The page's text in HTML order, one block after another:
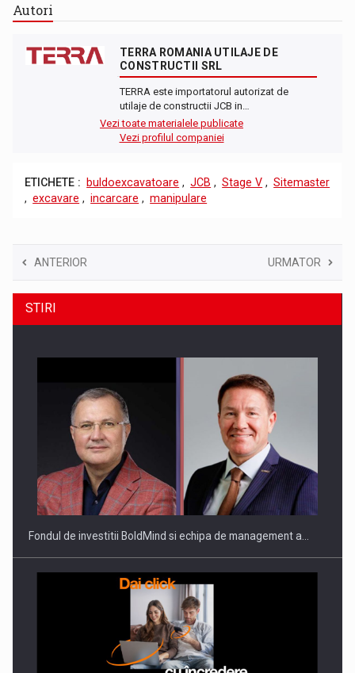
Autori
TERRA ROMANIA UTILAJE DE
CONSTRUCTII SRL
TERRA este importatorul autorizat de
utilaje de constructii JCB in…
Vezi toate materialele publicate
Vezi profilul companiei
ETICHETE : buldoexcavatoare , JCB , Stage V , Sitemaster
, excavare , incarcare , manipulare
ANTERIOR URMATOR
STIRI
Fondul de investitii BoldMind si echipa de management a…